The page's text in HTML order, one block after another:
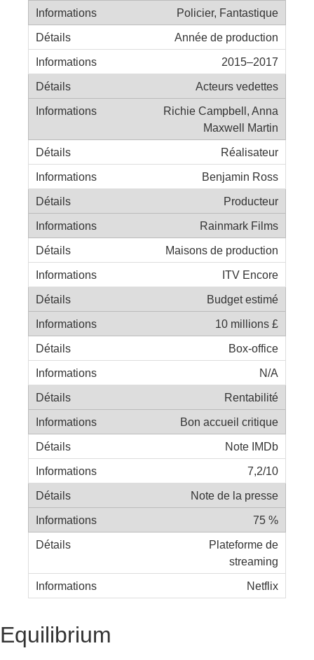
Policier, Fantastique
Année de production
2015–2017
Acteurs vedettes
Richie Campbell, Anna
Maxwell Martin
Réalisateur
Benjamin Ross
Producteur
Rainmark Films
Maisons de production
ITV Encore
Budget estimé
10 millions £
Box-office
N/A
Rentabilité
Bon accueil critique
Note IMDb
7,2/10
Note de la presse
75 %
Plateforme de
streaming
Netflix
Equilibrium